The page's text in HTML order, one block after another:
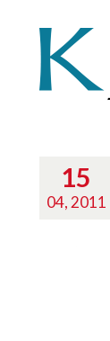
15
04, 2011